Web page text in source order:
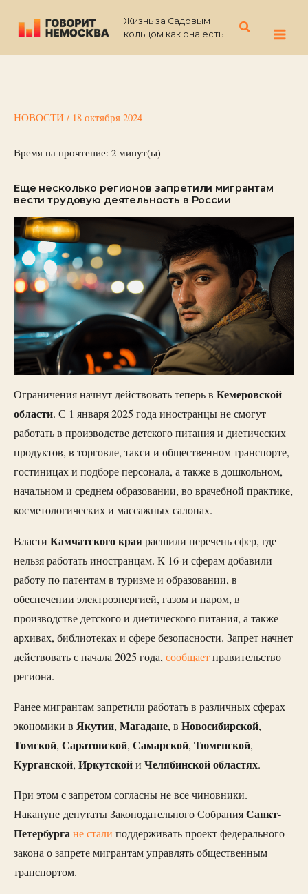
содержимому
Жизнь за Садовым
кольцом как она есть
Поиск
НОВОСТИ / 18 октября 2024
Время на прочтение: 2 минут(ы)
Еще несколько регионов запретили мигрантам
вести трудовую деятельность в России
Ограничения начнут действовать теперь в Кемеровской
области. С 1 января 2025 года иностранцы не смогут
работать в производстве детского питания и диетических
продуктов, в торговле, такси и общественном транспорте,
гостиницах и подборе персонала, а также в дошкольном,
начальном и среднем образовании, во врачебной практике,
косметологических и массажных салонах.
Власти Камчатскогокраярасшили перечень сфер, где
нельзя работать иностранцам. К 16-и сферам добавили
работу по патентам в туризме и образовании, в
обеспечении электроэнергией, газом и паром, в
производстве детского и диетического питания, а также
архивах, библиотеках и сфере безопасности. Запрет начнет
действовать с начала 2025 года, сообщаетправительство
региона.
Ранее мигрантам запретили работать в различных сферах
экономики в Якутии, Магадане, в Новосибирской,
Томской, Саратовской, Самарской, Тюменской,
Курганской, Иркутскойи Челябинскойобластях.
При этом с запретом согласны не все чиновники.
Накануне депутаты Законодательного СобранияСанкт-
Петербургане стали поддерживать проект федерального
закона о запрете мигрантам управлять общественным
транспортом.